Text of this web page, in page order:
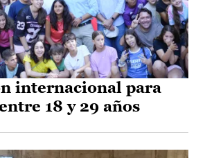
internacional para
18 y 29 años